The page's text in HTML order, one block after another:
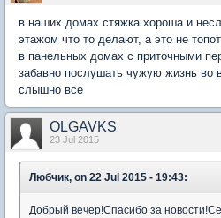
в наших домах стяжка хороша и
этажом что то делают, а это не
в панельных домах с приточными
забавно послушать чужую жизнь во
слышно все
OLGAVKS
23 Jul 2015
Любчик, on 22 Jul 2015 - 19:43:
Добрый вечер!Спасибо за